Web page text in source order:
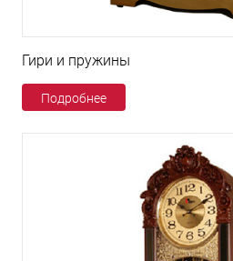
Гири и пружины
Подробнее